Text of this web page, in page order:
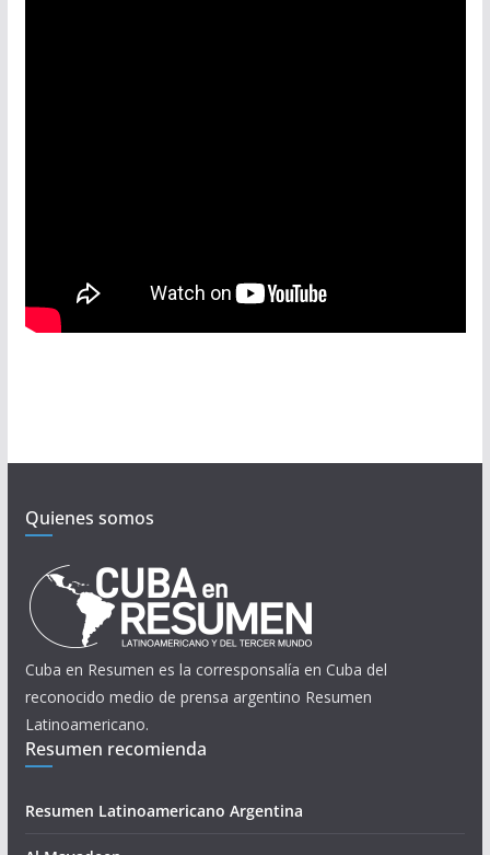
Quienes somos
Cuba en Resumen es la corresponsalía en Cuba del
reconocido medio de prensa argentino Resumen
Latinoamericano.
Resumen recomienda
Resumen Latinoamericano Argentina